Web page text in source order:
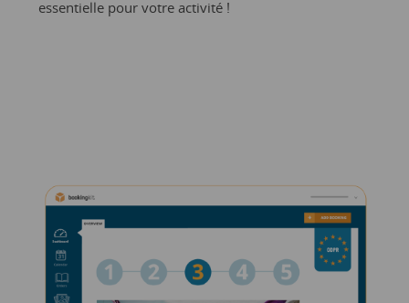
essentielle pour votre activité !